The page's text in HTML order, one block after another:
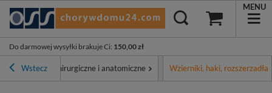
Do darmowej wysyłki brakuje Ci: 150,00 zł
MENU
Wstecz
Narzędzia chirurgiczne i anatomiczne Wzierniki, haki, rozszerzadła